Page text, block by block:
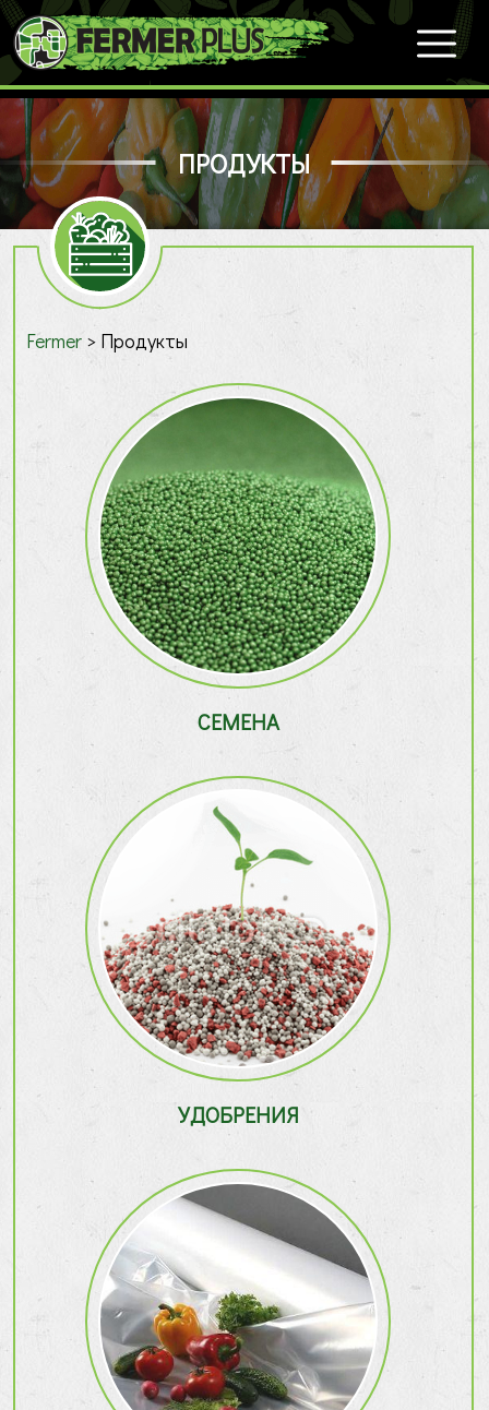
ПРОДУКТЫ
Fermer > Продукты
СЕМЕНА
УДОБРЕНИЯ